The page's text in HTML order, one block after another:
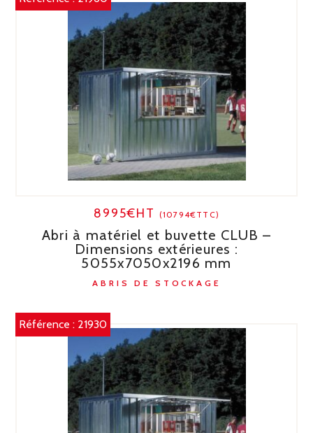
8995€HT (10794€TTC)
Abri à matériel et buvette CLUB –
Dimensions extérieures :
5055x7050x2196 mm
ABRIS DE STOCKAGE
Référence : 21930